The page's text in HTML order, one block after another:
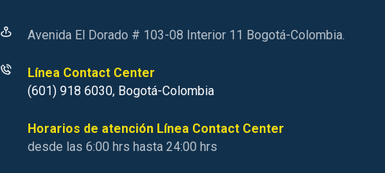
Avenida El Dorado # 103-08 Interior 11 Bogotá-Colombia.
Línea Contact Center
(601) 918 6030, Bogotá-Colombia
Horarios de atención Línea Contact Center
desde las 6:00 hrs hasta 24:00 hrs